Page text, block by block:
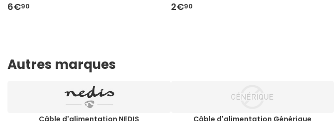
6€90 2€90
Autres marques
Câble d'alimentation NEDIS Câble d'alimentation Générique